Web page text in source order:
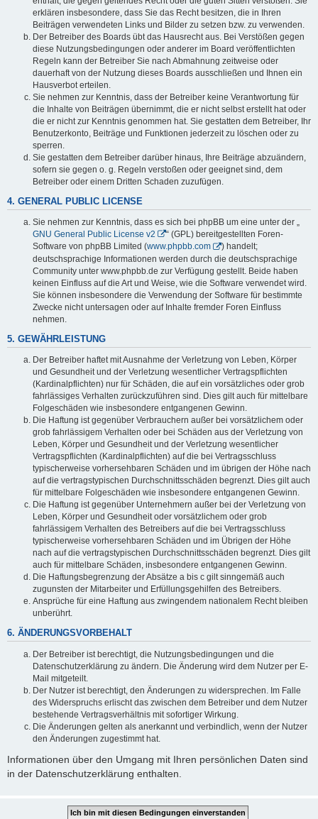
erklären insbesondere, dass Sie das Recht besitzen, die in Ihren
Beiträgen verwendeten Links und Bilder zu setzen bzw. zu verwenden.
Der Betreiber des Boards übt das Hausrecht aus. Bei Verstößen gegen
diese Nutzungsbedingungen oder anderer im Board veröffentlichten
Regeln kann der Betreiber Sie nach Abmahnung zeitweise oder
dauerhaft von der Nutzung dieses Boards ausschließen und Ihnen ein
Hausverbot erteilen.
Sie nehmen zur Kenntnis, dass der Betreiber keine Verantwortung für
die Inhalte von Beiträgen übernimmt, die er nicht selbst erstellt hat oder
die er nicht zur Kenntnis genommen hat. Sie gestatten dem Betreiber, Ihr
Benutzerkonto, Beiträge und Funktionen jederzeit zu löschen oder zu
sperren.
Sie gestatten dem Betreiber darüber hinaus, Ihre Beiträge abzuändern,
sofern sie gegen o. g. Regeln verstoßen oder geeignet sind, dem
Betreiber oder einem Dritten Schaden zuzufügen.
4. GENERAL PUBLIC LICENSE
Sie nehmen zur Kenntnis, dass es sich bei phpBB um eine unter der „
GNU General Public License v2
“ (GPL) bereitgestellten Foren-
Software von phpBB Limited (www.phpbb.com
) handelt;
deutschsprachige Informationen werden durch die deutschsprachige
Community unter www.phpbb.de zur Verfügung gestellt. Beide haben
keinen Einfluss auf die Art und Weise, wie die Software verwendet wird.
Sie können insbesondere die Verwendung der Software für bestimmte
Zwecke nicht untersagen oder auf Inhalte fremder Foren Einfluss
nehmen.
5. GEWÄHRLEISTUNG
Der Betreiber haftet mit Ausnahme der Verletzung von Leben, Körper
und Gesundheit und der Verletzung wesentlicher Vertragspflichten
(Kardinalpflichten) nur für Schäden, die auf ein vorsätzliches oder grob
fahrlässiges Verhalten zurückzuführen sind. Dies gilt auch für mittelbare
Folgeschäden wie insbesondere entgangenen Gewinn.
Die Haftung ist gegenüber Verbrauchern außer bei vorsätzlichem oder
grob fahrlässigem Verhalten oder bei Schäden aus der Verletzung von
Leben, Körper und Gesundheit und der Verletzung wesentlicher
Vertragspflichten (Kardinalpflichten) auf die bei Vertragsschluss
typischerweise vorhersehbaren Schäden und im übrigen der Höhe nach
auf die vertragstypischen Durchschnittsschäden begrenzt. Dies gilt auch
für mittelbare Folgeschäden wie insbesondere entgangenen Gewinn.
Die Haftung ist gegenüber Unternehmern außer bei der Verletzung von
Leben, Körper und Gesundheit oder vorsätzlichem oder grob
fahrlässigem Verhalten des Betreibers auf die bei Vertragsschluss
typischerweise vorhersehbaren Schäden und im Übrigen der Höhe
nach auf die vertragstypischen Durchschnittsschäden begrenzt. Dies gilt
auch für mittelbare Schäden, insbesondere entgangenen Gewinn.
Die Haftungsbegrenzung der Absätze a bis c gilt sinngemäß auch
zugunsten der Mitarbeiter und Erfüllungsgehilfen des Betreibers.
Ansprüche für eine Haftung aus zwingendem nationalem Recht bleiben
unberührt.
6. ÄNDERUNGSVORBEHALT
Der Betreiber ist berechtigt, die Nutzungsbedingungen und die
Datenschutzerklärung zu ändern. Die Änderung wird dem Nutzer per E-
Mail mitgeteilt.
Der Nutzer ist berechtigt, den Änderungen zu widersprechen. Im Falle
des Widerspruchs erlischt das zwischen dem Betreiber und dem Nutzer
bestehende Vertragsverhältnis mit sofortiger Wirkung.
Die Änderungen gelten als anerkannt und verbindlich, wenn der Nutzer
den Änderungen zugestimmt hat.
Informationen über den Umgang mit Ihren persönlichen Daten sind
in der Datenschutzerklärung enthalten.